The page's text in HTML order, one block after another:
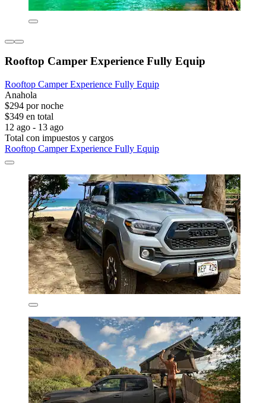
Rooftop Camper Experience Fully Equip
Rooftop Camper Experience Fully Equip
Anahola
$294 por noche
$349 en total
12 ago - 13 ago
Total con impuestos y cargos
Rooftop Camper Experience Fully Equip